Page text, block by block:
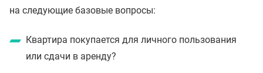
на следующие базовые вопросы:
Квартира покупается для личного пользования
или сдачи в аренду?